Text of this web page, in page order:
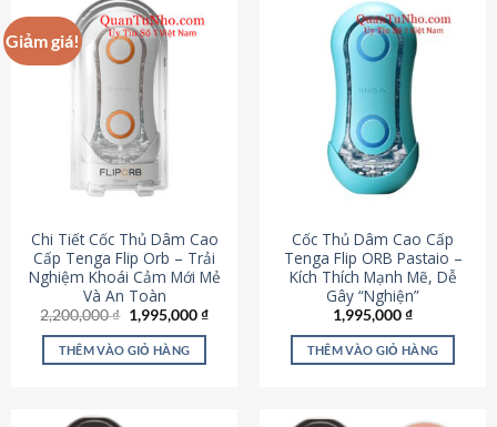
Giảm giá!
Chi Tiết Cốc Thủ Dâm Cao
Cấp Tenga Flip Orb – Trải
Nghiệm Khoái Cảm Mới Mẻ
Và An Toàn
2,200,000₫ Giá
gốc
là:
2,200,000 ₫.
1,995,000₫Giá
THÊM VÀO GIỎ HÀNG
Cốc Thủ Dâm Cao Cấp
Tenga Flip ORB Pastaio –
Kích Thích Mạnh Mẽ, Dễ
Gây “Nghiện”
1,995,000₫
THÊM VÀO GIỎ HÀNG